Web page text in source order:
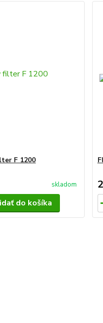
F 1200
skladom
do košíka